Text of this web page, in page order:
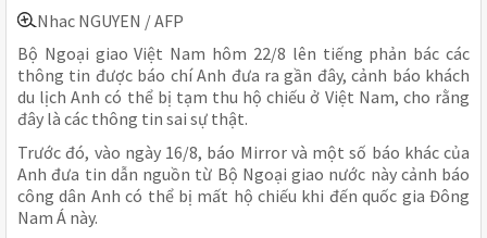
Nhac NGUYEN / AFP
Bộ Ngoại giao Việt Nam hôm 22/8 lên tiếng phản bác các
thông tin được báo chí Anh đưa ra gần đây, cảnh báo khách
du lịch Anh có thể bị tạm thu hộ chiếu ở Việt Nam, cho rằng
đây là các thông tin sai sự thật.
Trước đó, vào ngày 16/8, báo Mirror và một số báo khác của
Anh đưa tin dẫn nguồn từ Bộ Ngoại giao nước này cảnh báo
công dân Anh có thể bị mất hộ chiếu khi đến quốc gia Đông
Nam Á này.